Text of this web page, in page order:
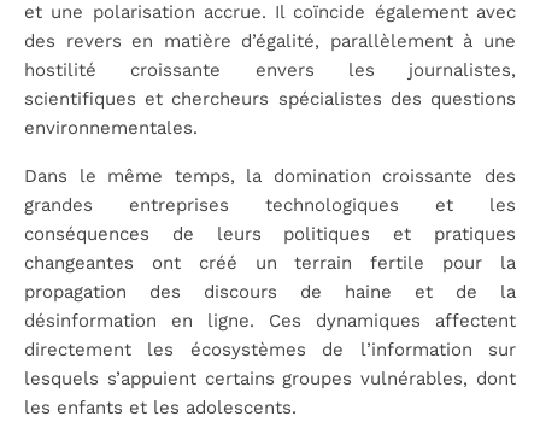
et une polarisation accrue. Il coïncide également avec
des revers en matière d’égalité, parallèlement à une
hostilité croissante envers les journalistes,
scientifiques et chercheurs spécialistes des questions
environnementales.
Dans le même temps, la domination croissante des
grandes entreprises technologiques et les
conséquences de leurs politiques et pratiques
changeantes ont créé un terrain fertile pour la
propagation des discours de haine et de la
désinformation en ligne. Ces dynamiques affectent
directement les écosystèmes de l’information sur
lesquels s’appuient certains groupes vulnérables, dont
les enfants et les adolescents.